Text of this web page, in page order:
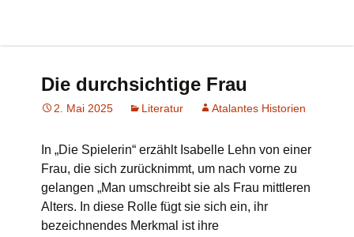
Die durchsichtige Frau
2. Mai 2025 Literatur Atalantes Historien
In „Die Spielerin“ erzählt Isabelle Lehn von einer
Frau, die sich zurücknimmt, um nach vorne zu
gelangen „Man umschreibt sie als Frau mittleren
Alters. In diese Rolle fügt sie sich ein, ihr
bezeichnendes Merkmal ist ihre